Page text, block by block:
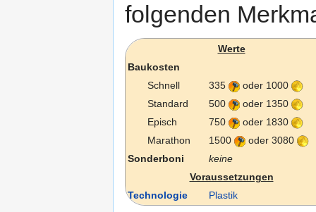
folgenden
Werte
Baukosten
Schnell
335
oder 1000
Standard
500
oder 1350
Episch
750
oder 1830
Marathon
1500
oder 3080
Sonderboni
keine
Voraussetzungen
Technologie
Plastik